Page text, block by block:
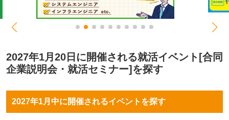
2027年1月20日に開催される就活イベント[合同
企業説明会・就活セミナー]を探す
2027年1月中に開催されるイベントを探す